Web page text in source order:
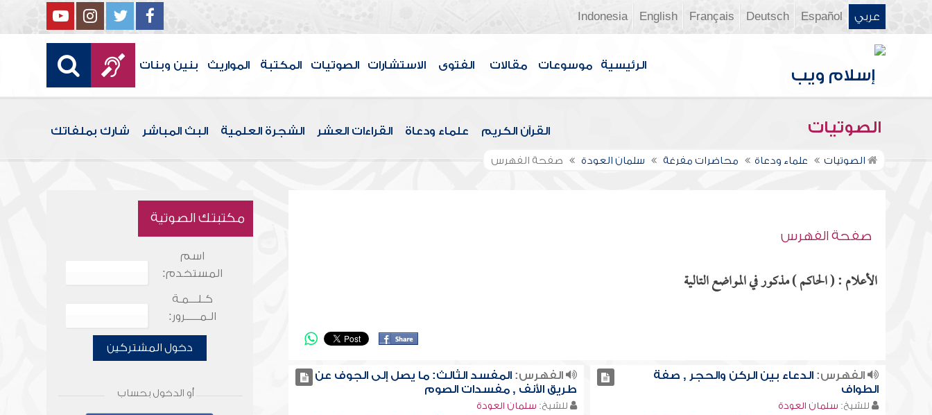
عربي Español
Deutsch
Français
English
Indonesia
الرئيسية موسوعات مقالات الفتوى الاستشارات الصوتيات المكتبة المواريث بنين وبنات
الصوتيات القرآن الكريم علماء ودعاة القراءات العشر الشجرة العلمية البث المباشر شارك بملفاتك
الصوتيات علماء ودعاة محاضرات مفرغة سلمان العودة صفحة الفهرس
صفحة الفهرس
الأعلام : ( الحاكم ) مذكور في المواضع التالية
الفهرس:الدعاء بين الركن والحجر , صفة
الطواف
للشيخ: سلمان العودة
الفهرس: المفسد الثالث: ما يصل إلى الجوف عن
طريق الأنف , مفسدات الصوم
للشيخ: سلمان العودة
مكتبتك الصوتية
اسم
المستخدم:
كـلـــمـة
الـمـــــرور:
دخول المشتركين
أو الدخول بحساب